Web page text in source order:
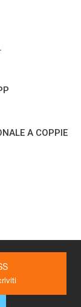
A COPPIE